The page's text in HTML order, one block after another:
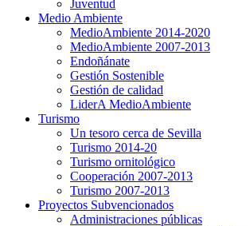
Juventud
Medio Ambiente
MedioAmbiente 2014-2020
MedioAmbiente 2007-2013
Endoñánate
Gestión Sostenible
Gestión de calidad
LiderA MedioAmbiente
Turismo
Un tesoro cerca de Sevilla
Turismo 2014-20
Turismo ornitológico
Cooperación 2007-2013
Turismo 2007-2013
Proyectos Subvencionados
Administraciones públicas